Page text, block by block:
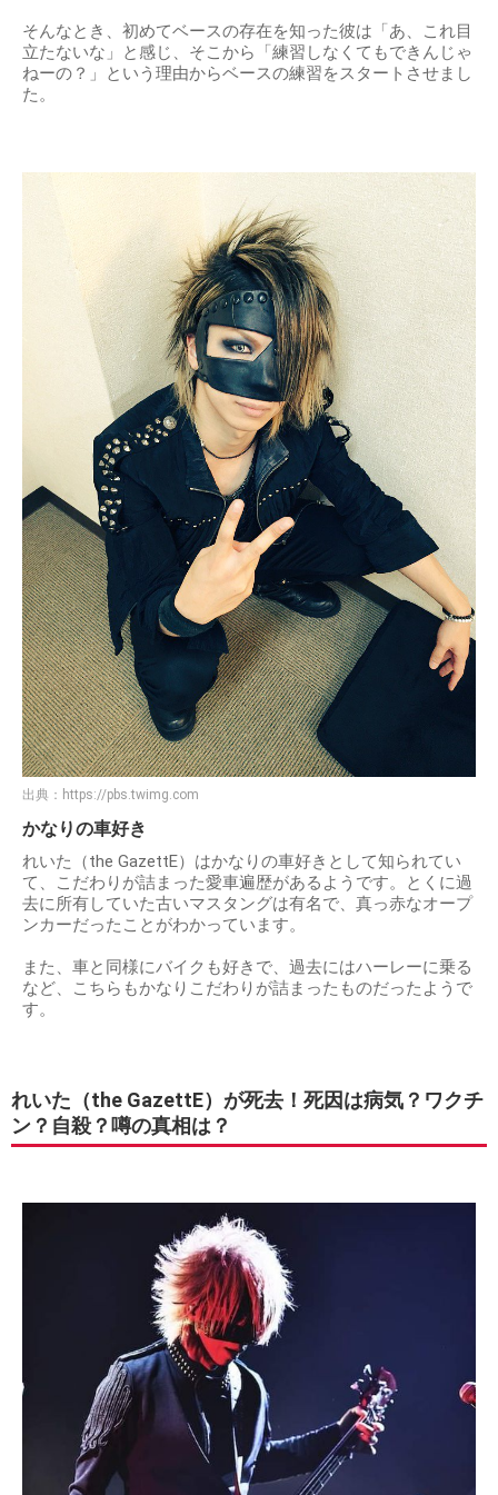
そんなとき、初めてベースの存在を知った彼は「あ、これ目
立たないな」と感じ、そこから「練習しなくてもできんじゃ
ねーの？」という理由からベースの練習をスタートさせまし
た。
出典： https://pbs.twimg.com
かなりの車好き
れいた（the GazettE）はかなりの車好きとして知られてい
て、こだわりが詰まった愛車遍歴があるようです。とくに過
去に所有していた古いマスタングは有名で、真っ赤なオープ
ンカーだったことがわかっています。
また、車と同様にバイクも好きで、過去にはハーレーに乗る
など、こちらもかなりこだわりが詰まったものだったようで
す。
れいた（the GazettE）が死去！死因は病気？ワクチ
ン？自殺？噂の真相は？